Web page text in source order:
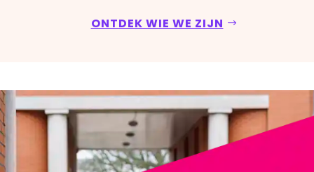
ONTDEK WIE WE ZIJN